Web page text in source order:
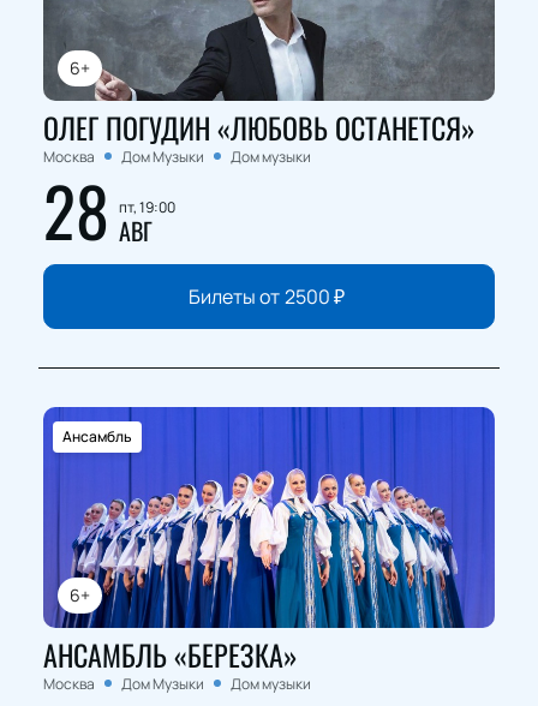
6+
ОЛЕГ ПОГУДИН «ЛЮБОВЬ ОСТАНЕТСЯ»
Москва Дом Музыки Дом музыки
28 пт, 19:00
АВГ
Билеты от2500₽
6+
Ансамбль
АНСАМБЛЬ «БЕРЕЗКА»
Москва Дом Музыки Дом музыки